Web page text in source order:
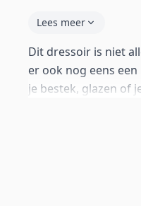
Lees meer
Dit dressoir is niet
er ook nog eens
je bestek, glazen of